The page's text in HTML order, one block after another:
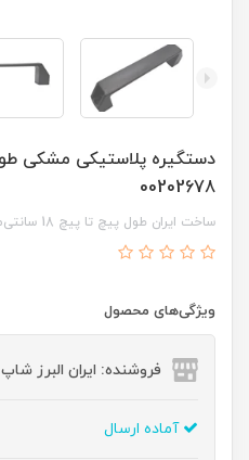
00202678
ساخت ایران طول پیچ تا پیچ 18 سانتی‌متر
ویژگی‌های محصول
فروشنده: ایران البرز شاپ
آماده ارسال